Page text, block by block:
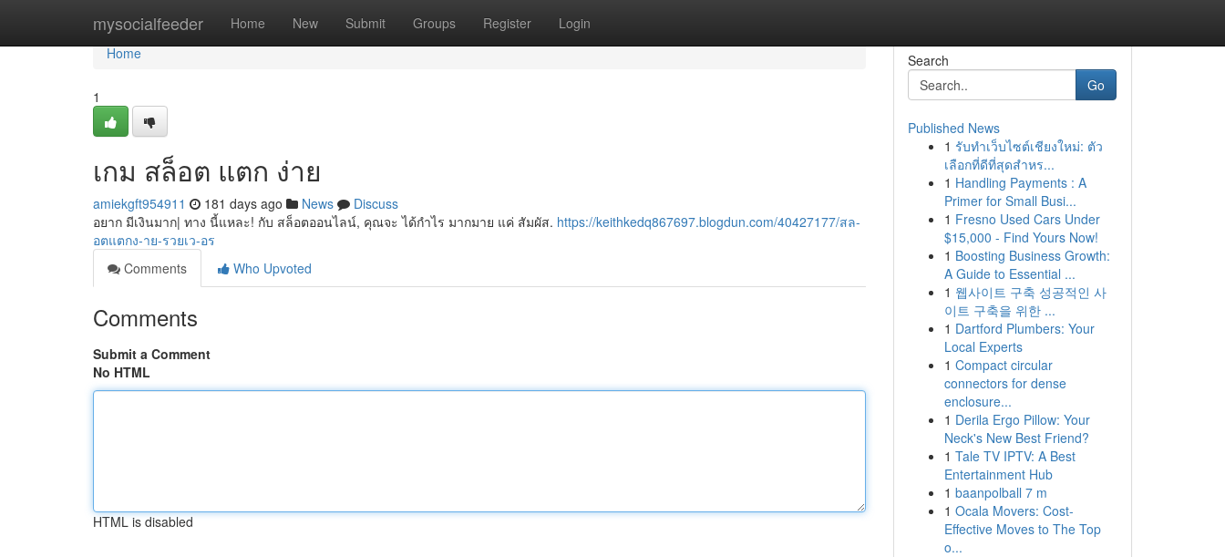
mysocialfeeder Home New Submit Groups Register Login
Home
Home
1
เกม สล็อต แตก ง่าย
amiekgft954911 181 days ago News
Discuss
อยาก มีเงินมาก| ทาง นี้แหละ! กับ สล็อตออนไลน์, คุณจะ ได้กำไร มากมาย แค่ สัมผัส. https://keithkedq867697.blogdun.com/40427177/สล-
อตแตกง-าย-รวยเว-อร
Comments
Who Upvoted
Comments
Submit a Comment
No HTML
HTML is disabled
Search
Go
Published News
1 รับทำเว็บไซต์เชียงใหม่: ตัว
เลือกที่ดีที่สุดสำหร...
1 Handling Payments : A
Primer for Small Busi...
1 Fresno Used Cars Under
$15,000 - Find Yours Now!
1 Boosting Business Growth:
A Guide to Essential ...
1 웹사이트 구축 성공적인 사
이트 구축을 위한 ...
1 Dartford Plumbers: Your
Local Experts
1 Compact circular
connectors for dense
enclosure...
1 Derila Ergo Pillow: Your
Neck's New Best Friend?
1 Tale TV IPTV: A Best
Entertainment Hub
1 baanpolball 7 m
1 Ocala Movers: Cost-
Effective Moves to The Top
o...